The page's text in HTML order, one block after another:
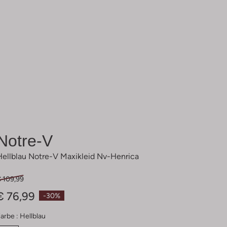
V
Notre-V Maxikleid Nv-Henrica
-30%
109,99
76,99
: Hellblau